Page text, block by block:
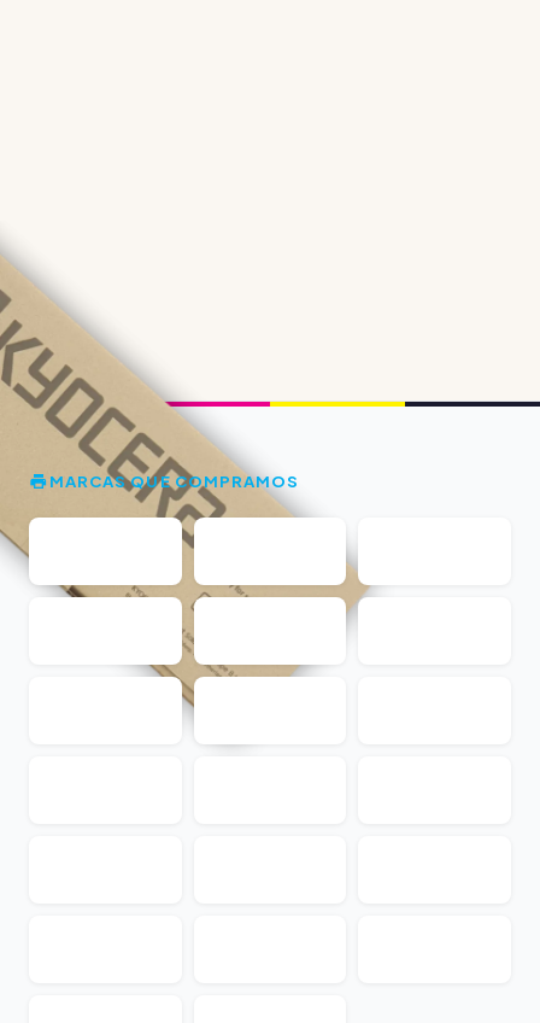
MARCAS QUE COMPRAMOS